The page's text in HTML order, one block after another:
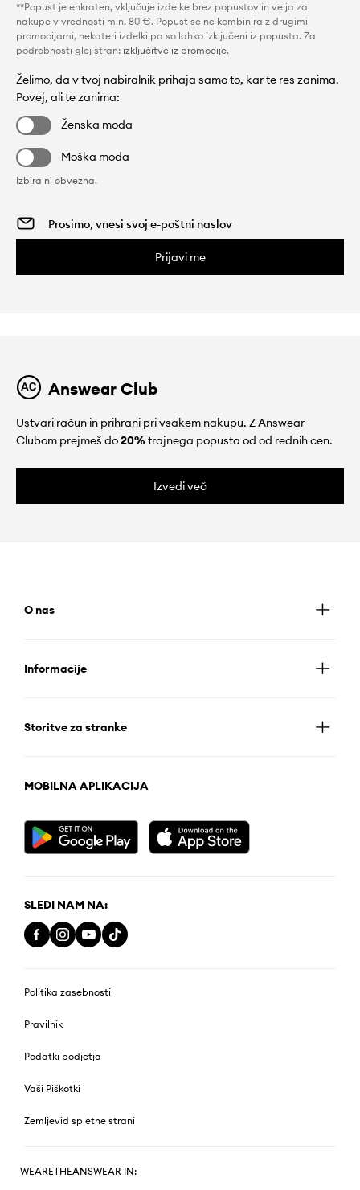
**Popust je enkraten, vključuje izdelke brez popustov in velja za
nakupe v vrednosti min. 80 €. Popust se ne kombinira z drugimi
promocijami, nekateri izdelki pa so lahko izključeni iz popusta. Za
podrobnosti glej stran: izključitve iz promocije.
Želimo, da v tvoj nabiralnik prihaja samo to, kar te res zanima.
Povej, ali te zanima:
Ženska moda
Moška moda
Izbira ni obvezna.
Prijavi me
Answear Club
Ustvari račun in prihrani pri vsakem nakupu. Z Answear
Clubom prejmeš do20%trajnega popusta od od rednih cen.
Izvedi več
O nas
Informacije
Storitve za stranke
MOBILNA APLIKACIJA
SLEDI NAM NA:
Politika zasebnosti
Pravilnik
Podatki podjetja
Vaši Piškotki
Zemljevid spletne strani
WEARETHEANSWEAR IN: